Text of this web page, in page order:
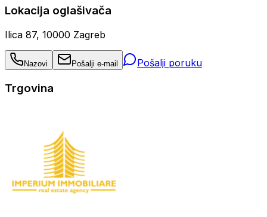
Lokacija oglašivača
Ilica 87, 10000 Zagreb
Nazovi Pošalji e-mail Pošalji poruku
Trgovina